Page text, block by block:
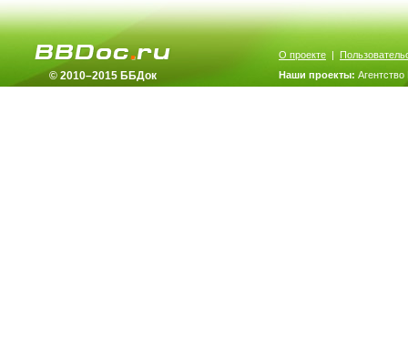
© 2010–2015 ББДок
О проекте |
Наши проекты: